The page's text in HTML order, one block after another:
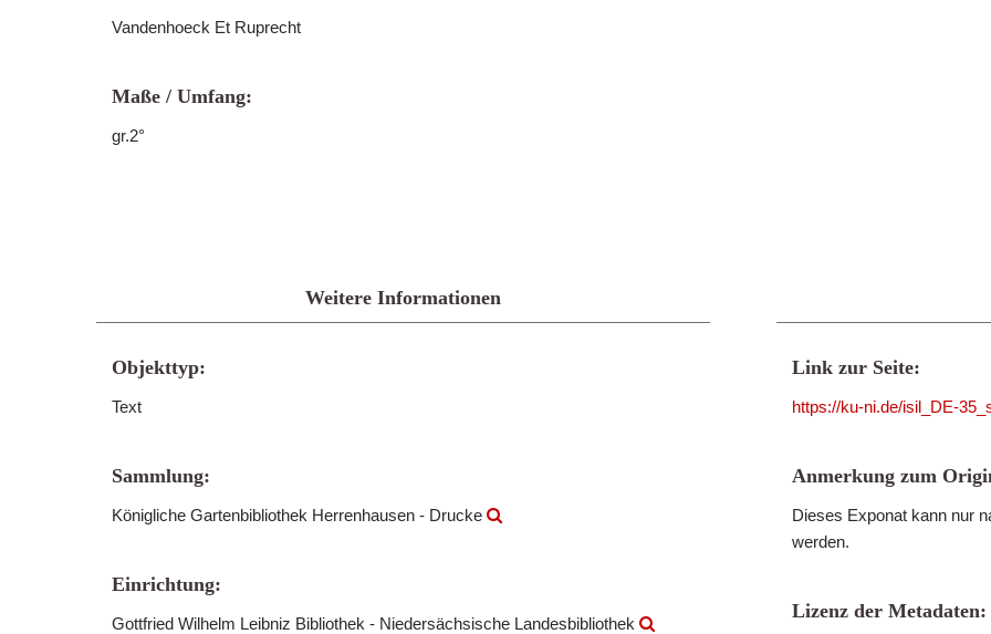
Vandenhoeck Et Ruprecht
Maße / Umfang:
gr.2°
Weitere Informationen
Objekttyp:
Text
Sammlung:
Königliche Gartenbibliothek Herrenhausen - Drucke
Einrichtung:
Gottfried Wilhelm Leibniz Bibliothek - Niedersächsische Landesbibliothek
Link zur Seite:
https://ku-ni.de/isil_DE-
Anmerkung zum
Dieses Exponat kann nur
werden.
Lizenz der Metadaten: